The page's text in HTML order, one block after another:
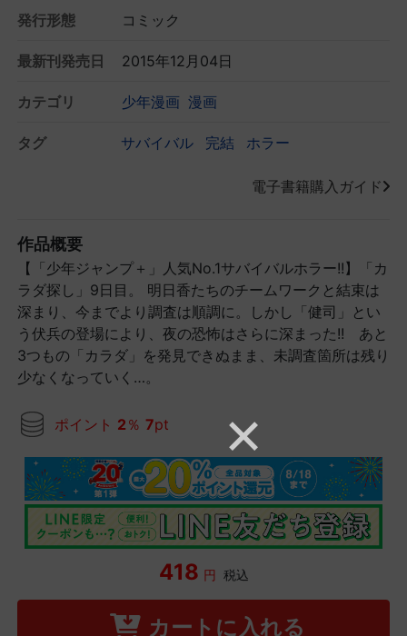
発行形態 コミック
最新刊発売日 2015年12月04日
カテゴリ 少年漫画 漫画
タグ サバイバル 完結 ホラー
電子書籍購入ガイド
作品概要
【「少年ジャンプ＋」人気No.1サバイバルホラー!!】「カ
ラダ探し」9日目。 明日香たちのチームワークと結束は
深まり、今までより調査は順調に。しかし「健司」とい
う伏兵の登場により、夜の恐怖はさらに深まった!! あと
3つもの「カラダ」を発見できぬまま、未調査箇所は残り
少なくなっていく…。
ポイント 2 ％ 7pt
418 円 税込
カートに入れる